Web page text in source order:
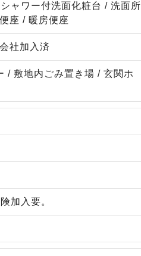
ャワー付洗面化粧台 / 洗面所
座 / 暖房便座
社加入済
/ 敷地内ごみ置き場 / 玄関ホ
加入要。